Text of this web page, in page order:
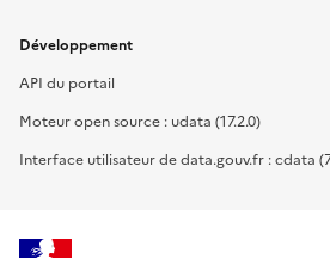
Développement
API du portail
Moteur open source : udata (17.2.0)
Interface utilisateur de data.gouv.fr : cdata